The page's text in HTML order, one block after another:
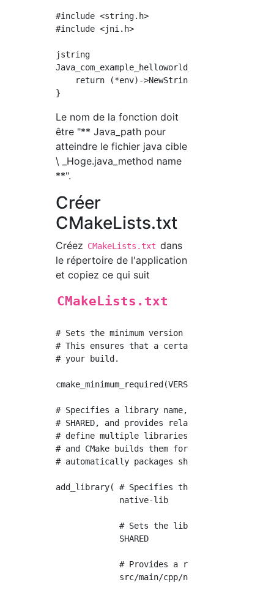
#include <string.h>
#include <jni.h>
jstring
return (*env)->NewStringUTF(env, "Hello
Le nom de la fonction doit
être "** Java_path pour
atteindre le fichier java cible
\ _Hoge.java_method name
**".
Créer
CMakeLists.txt
Créez CMakeLists.txt dans
le répertoire de l'application
et copiez ce qui suit
CMakeLists.txt
# Sets the minimum version of CMake
# This ensures that a certain set of CMake
# your build.
cmake_minimum_required(VERSION 3.4.1)
# Specifies a library name, specifies
# SHARED, and provides relative paths to the
# define multiple libraries by adding
# and CMake builds them for you. When you
# automatically packages shared libraries
add_library( # Specifies the name of the
             native-lib
# Sets the library as a shared
             SHARED
# Provides a relative path to
             src/main/cpp/native-lib.c )